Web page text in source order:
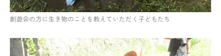
創遊会の方に生き物のことを教えていただく子どもたち